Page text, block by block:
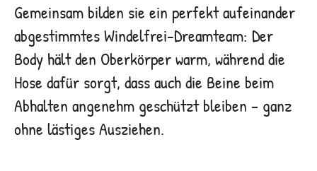
Gemeinsam bilden sie ein perfekt aufeinander
abgestimmtes Windelfrei-Dreamteam: Der
Body hält den Oberkörper warm, während die
Hose dafür sorgt, dass auch die Beine beim
Abhalten angenehm geschützt bleiben – ganz
ohne lästiges Ausziehen.